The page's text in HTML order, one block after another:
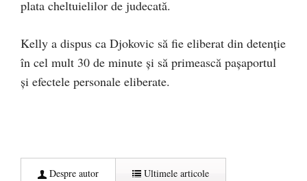
plata cheltuielilor de judecată.
Kelly a dispus ca Djokovic să fie eliberat din detenție
în cel mult 30 de minute și să primească pașaportul
și efectele personale eliberate.
Despre autor Ultimele articole